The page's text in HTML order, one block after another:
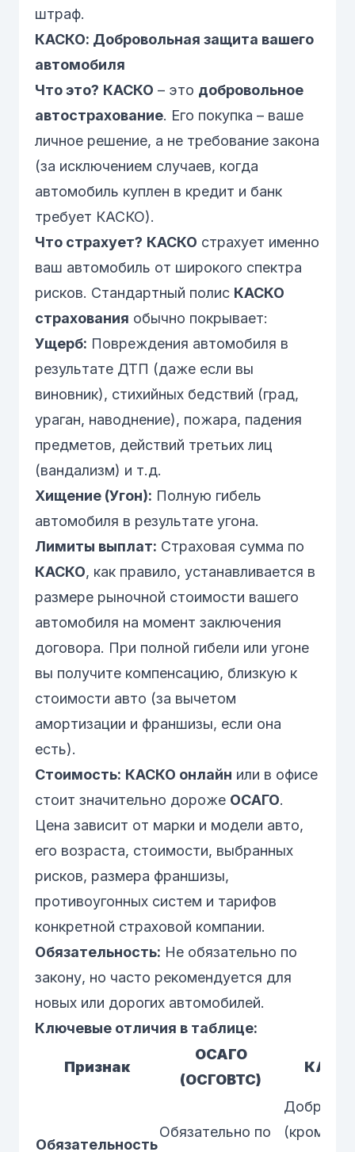
штраф.
КАСКО: Добровольная защита вашего
автомобиля
Что это? КАСКО – это добровольное
автострахование. Его покупка – ваше
личное решение, а не требование закона
(за исключением случаев, когда
автомобиль куплен в кредит и банк
требует КАСКО).
Что страхует? КАСКО страхует именно
ваш автомобиль от широкого спектра
рисков. Стандартный полис КАСКО
страхования обычно покрывает:
Ущерб: Повреждения автомобиля в
результате ДТП (даже если вы
виновник), стихийных бедствий (град,
ураган, наводнение), пожара, падения
предметов, действий третьих лиц
(вандализм) и т.д.
Хищение (Угон): Полную гибель
автомобиля в результате угона.
Лимиты выплат: Страховая сумма по
КАСКО, как правило, устанавливается в
размере рыночной стоимости вашего
автомобиля на момент заключения
договора. При полной гибели или угоне
вы получите компенсацию, близкую к
стоимости авто (за вычетом
амортизации и франшизы, если она
есть).
Стоимость: КАСКО онлайн или в офисе
стоит значительно дороже ОСАГО.
Цена зависит от марки и модели авто,
его возраста, стоимости, выбранных
рисков, размера франшизы,
противоугонных систем и тарифов
конкретной страховой компании.
Обязательность: Не обязательно по
закону, но часто рекомендуется для
новых или дорогих автомобилей.
Ключевые отличия в таблице:
Признак
ОСАГО
(ОСГОВТС)
Обязательность
Обязательно по
(кроме